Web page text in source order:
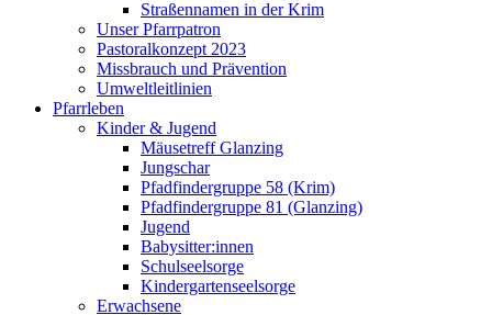
Straßennamen in der Krim
Unser Pfarrpatron
Pastoralkonzept 2023
Missbrauch und Prävention
Umweltleitlinien
Pfarrleben
Kinder & Jugend
Mäusetreff Glanzing
Jungschar
Pfadfindergruppe 58 (Krim)
Pfadfindergruppe 81 (Glanzing)
Jugend
Babysitter:innen
Schulseelsorge
Kindergartenseelsorge
Erwachsene